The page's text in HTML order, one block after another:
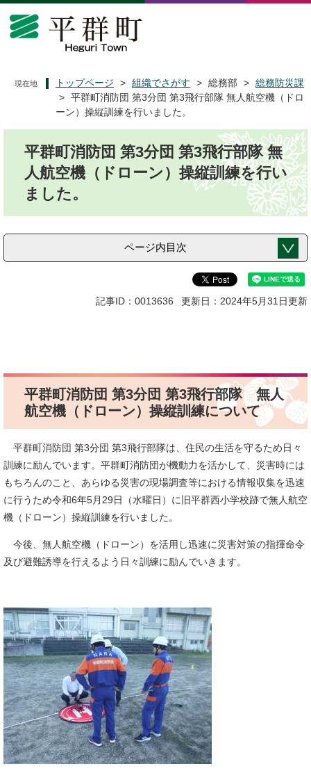
ペ
メ
現在地 トップページ > 組織でさがす > 総務部 > 総務防災課
> 平群町消防団 第3分団 第3飛行部隊 無人航空機（ドロ
ーン）操縦訓練を行いました。
平群町消防団 第3分団 第3飛行部隊 無
人航空機（ドローン）操縦訓練を行い
ました。
ページ内目次
記事ID：0013636 更新日：2024年5月31日更新
平群町消防団 第3分団 第3飛行部隊 無人
航空機（ドローン）操縦訓練について
平群町消防団 第3分団 第3飛行部隊は、住民の生活を守るため日々
訓練に励んでいます。平群町消防団が機動力を活かして、災害時には
もちろんのこと、あらゆる災害の現場調査等における情報収集を迅速
に行うため令和6年5月29日（水曜日）に旧平群西小学校跡で無人航空
機（ドローン）操縦訓練を行いました。
今後、無人航空機（ドローン）を活用し迅速に災害対策の指揮命令
及び避難誘導を行えるよう日々訓練に励んでいきます。